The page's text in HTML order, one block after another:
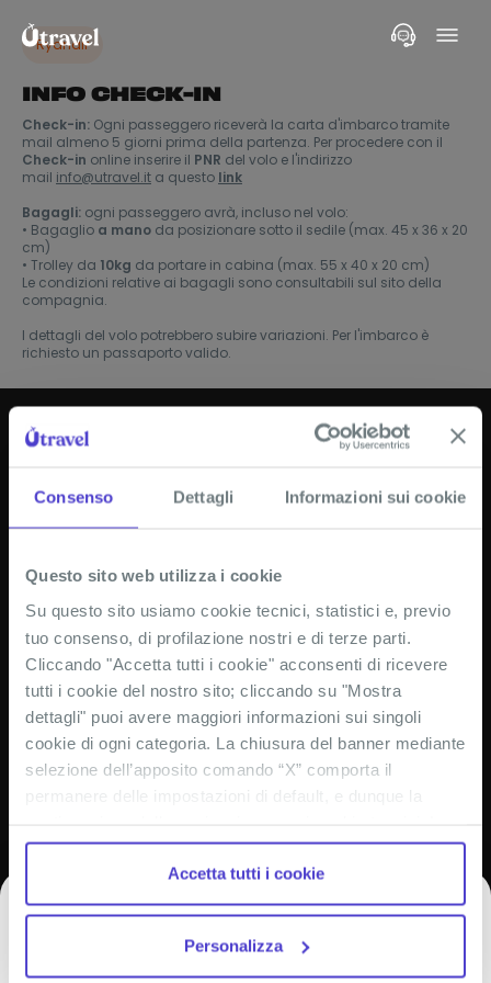
Consenso Dettagli Informazioni sui cookie
Questo sito web utilizza i cookie
Su questo sito usiamo cookie tecnici, statistici e, previo
tuo consenso, di profilazione nostri e di terze parti.
Cliccando "Accetta tutti i cookie" acconsenti di ricevere
tutti i cookie del nostro sito; cliccando su "Mostra
dettagli" puoi avere maggiori informazioni sui singoli
cookie di ogni categoria. La chiusura del banner mediante
selezione dell’apposito comando “X” comporta il
permanere delle impostazioni di default, e dunque la
casella dei cookie statistici è già selezionata poiché, non
permettendo la diretta individuazione dell’interessato (cd.
single out), i relativi cookie sono equiparati ai tecnici, ma
deselezionando la relativa casella. Se vuoi maggiori
informazioni sul funzionamento dei cookie attivi sul
Accetta tutti i cookie
Personalizza
Ryanair
INFO CHECK-IN
Check-in: Ogni passeggero riceverà la carta d'imbarco tramite
mail almeno 5 giorni prima della partenza. Per procedere con il
Check-in online inserire il PNR del volo e l'indirizzo
mail info@utravel.it a questo link
Bagagli: ogni passeggero avrà, incluso nel volo:
• Bagaglio a mano da posizionare sotto il sedile (max. 45 x 36 x 20
cm)
• Trolley da 10kg da portare in cabina (max. 55 x 40 x 20 cm)
Le condizioni relative ai bagagli sono consultabili sul sito della
compagnia.
I dettagli del volo potrebbero subire variazioni. Per l'imbarco è
richiesto un passaporto valido.
ISCRIVITI ALLA NEWSLETTER!
newsletter di Utravel.Leggi l’informativa privacy Utravel
CONTATTACI
SEGUICI SUI NOSTRI SOCIAL
Non chiudermi!👀